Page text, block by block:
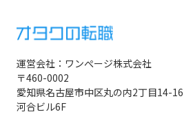
運営会社：ワンぺージ株式会社
〒460-0002
愛知県名古屋市中区丸の内2丁目14-16
河合ビル6F